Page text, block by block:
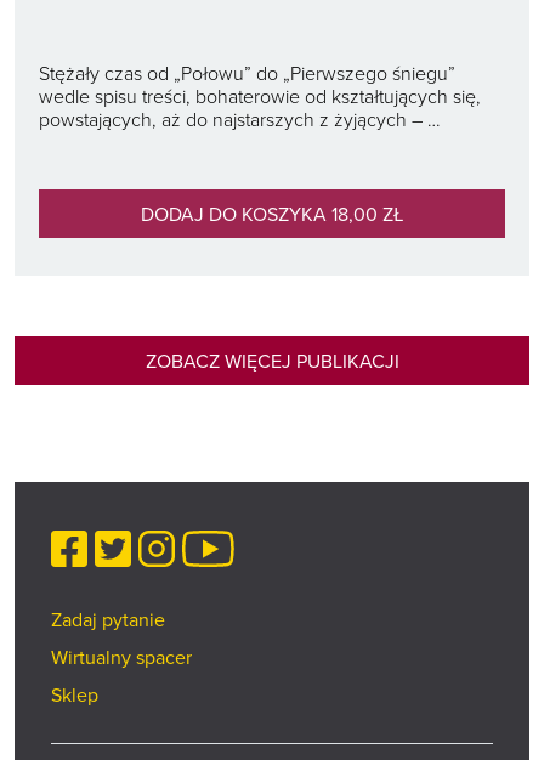
Stężały czas od „Połowu” do „Pierwszego śniegu”
wedle spisu treści, bohaterowie od kształtujących się,
powstających, aż do najstarszych z żyjących – …
DODAJ DO KOSZYKA 18,00 ZŁ
ZOBACZ WIĘCEJ PUBLIKACJI
Facebook
TwitterInstagram
YouTube
Zadaj pytanie
Wirtualny spacer
Sklep